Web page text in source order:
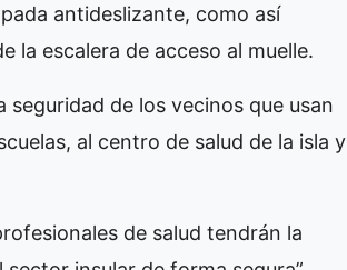
antideslizante, como así
la escalera de acceso al muelle.
de los vecinos que usan
al centro de salud de la isla y
de salud tendrán la